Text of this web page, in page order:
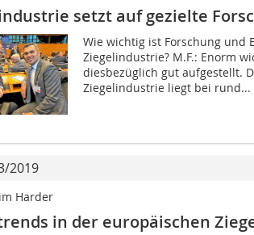
setzt auf gezielte
Wie wichtig ist Forschung und
Ziegelindustrie? M.F.: Enorm
diesbezüglich gut aufgestellt.
Ziegelindustrie liegt bei rund...
2019
Harder
in der europäischen